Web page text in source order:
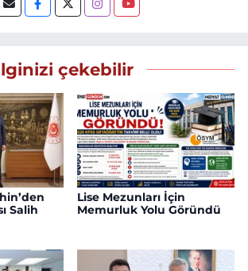
çekebilir
Salih
Lise Mezunları İçin
Memurluk Yolu Göründü